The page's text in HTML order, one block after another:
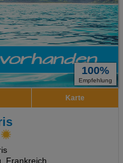
100%
Empfehlung
Karte
Frankreich